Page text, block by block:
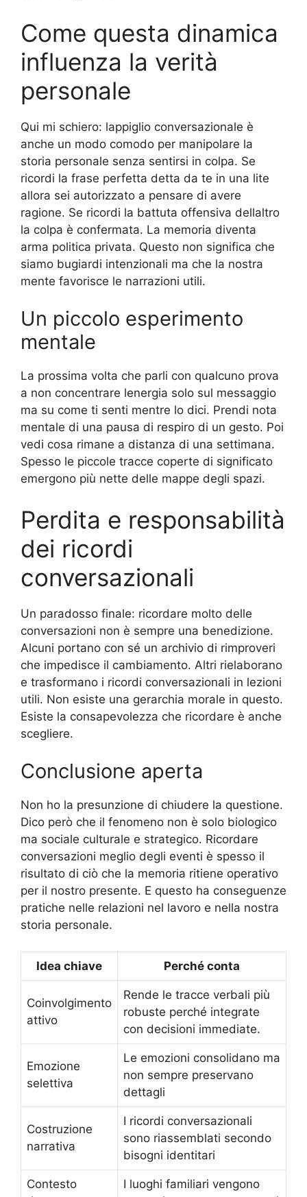
Come questa dinamica
influenza la verità
personale
Qui mi schiero: lappiglio conversazionale è
anche un modo comodo per manipolare la
storia personale senza sentirsi in colpa. Se
ricordi la frase perfetta detta da te in una lite
allora sei autorizzato a pensare di avere
ragione. Se ricordi la battuta offensiva dellaltro
la colpa è confermata. La memoria diventa
arma politica privata. Questo non significa che
siamo bugiardi intenzionali ma che la nostra
mente favorisce le narrazioni utili.
Un piccolo esperimento
mentale
La prossima volta che parli con qualcuno prova
a non concentrare lenergia solo sul messaggio
ma su come ti senti mentre lo dici. Prendi nota
mentale di una pausa di respiro di un gesto. Poi
vedi cosa rimane a distanza di una settimana.
Spesso le piccole tracce coperte di significato
emergono più nette delle mappe degli spazi.
Perdita e responsabilità
dei ricordi
conversazionali
Un paradosso finale: ricordare molto delle
conversazioni non è sempre una benedizione.
Alcuni portano con sé un archivio di rimproveri
che impedisce il cambiamento. Altri rielaborano
e trasformano i ricordi conversazionali in lezioni
utili. Non esiste una gerarchia morale in questo.
Esiste la consapevolezza che ricordare è anche
scegliere.
Conclusione aperta
Non ho la presunzione di chiudere la questione.
Dico però che il fenomeno non è solo biologico
ma sociale culturale e strategico. Ricordare
conversazioni meglio degli eventi è spesso il
risultato di ciò che la memoria ritiene operativo
per il nostro presente. E questo ha conseguenze
pratiche nelle relazioni nel lavoro e nella nostra
storia personale.
Idea chiave Perché conta
Coinvolgimento
attivo
Rende le tracce verbali più
robuste perché integrate
con decisioni immediate.
Emozione
selettiva
Le emozioni consolidano ma
non sempre preservano
dettagli
Costruzione
narrativa
I ricordi conversazionali
sono riassemblati secondo
bisogni identitari
Contesto
I luoghi familiari vengono